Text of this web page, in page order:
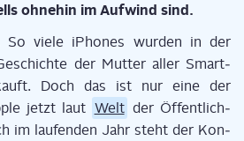
ohne­hin im Auf­wind sind.
So vie­le iPho­nes wur­den in der
der Mut­ter aller Smart­
Doch das ist nur eine der
jetzt laut Welt der Öffent­lich­
im lau­fen­den Jahr steht der Kon­